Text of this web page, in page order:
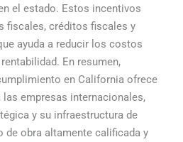
el estado. Estos incentivos
fiscales, créditos fiscales y
ayuda a reducir los costos
En resumen,
en California ofrece
empresas internacionales,
y su infraestructura de
de obra altamente calificada y